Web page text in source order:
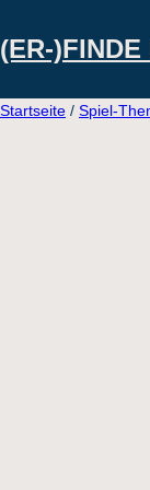
zum
wechseln
(ER-
Startseite / Spiel-